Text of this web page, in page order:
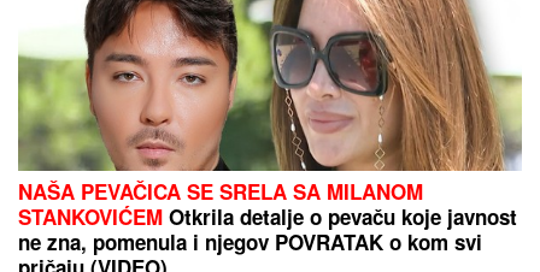
Zaboravite na tupe noževe: Uz ovaj trik sa
poklopcima biće OŠTRI KAO BRIJAČ za samo jedan